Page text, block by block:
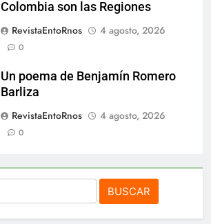
Colombia son las Regiones
RevistaEntoRnos
4 agosto, 2026
0
Un poema de Benjamín Romero
Barliza
RevistaEntoRnos
4 agosto, 2026
0